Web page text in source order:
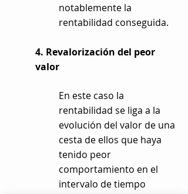
notablemente la
rentabilidad conseguida.
4. Revalorización del peor
valor
En este caso la
rentabilidad se liga a la
evolución del valor de una
cesta de ellos que haya
tenido peor
comportamiento en el
intervalo de tiempo